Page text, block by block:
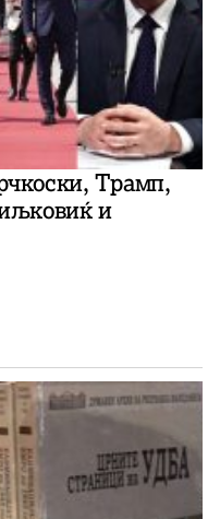
Трамп,
и